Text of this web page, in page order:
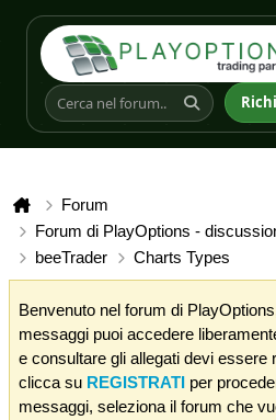
Forum
Forum di PlayOptions -
beeTrader
Charts Types
Benvenuto nel forum di
messaggi puoi accedere
e consultare gli allegati devi essere
clicca su REGISTRATI per
messaggi, seleziona il forum che